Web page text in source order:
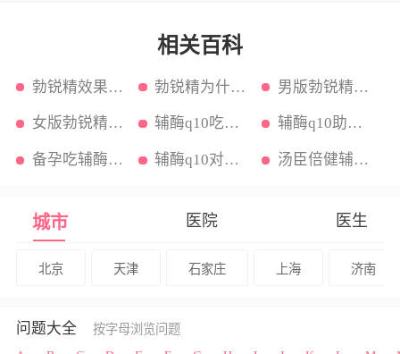
相关百科
勃锐精效果怎么样 勃锐精为什么中国不让买 男版勃锐精是什么功效
女版勃锐精的功效是什么吗 辅酶q10吃多久卵巢见效 辅酶q10助孕吃多久见效
备孕吃辅酶q10 辅酶q10对备孕的作用与功效 汤臣倍健辅酶q10对卵巢的作用
城市 医院 医生
北京 天津 石家庄 上海 济南
问题大全
按字母浏览问题